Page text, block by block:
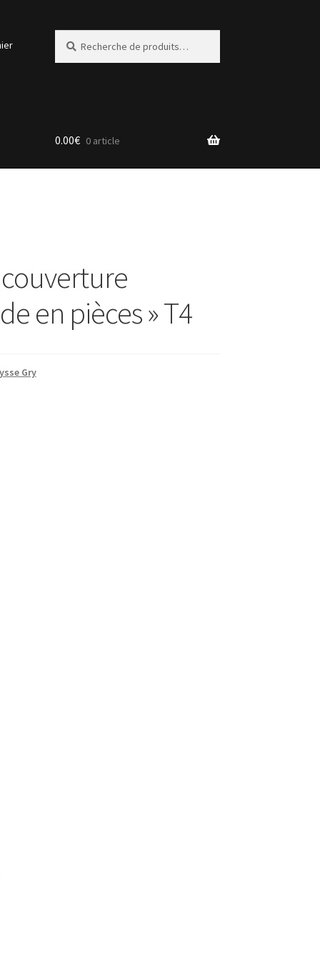
pour :
0.00€ 0 article
en pièces » T4
Gry